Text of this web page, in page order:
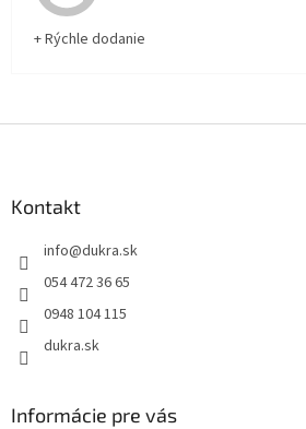
+ Rýchle dodanie
Kontakt
info@dukra.sk
054 472 36 65
0948 104 115
dukra.sk
Informácie pre vás